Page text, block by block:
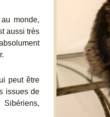
monde,
aussi très
peut être
issues de